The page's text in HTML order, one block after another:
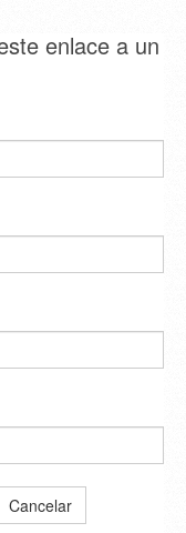
enlace a un
Cancelar